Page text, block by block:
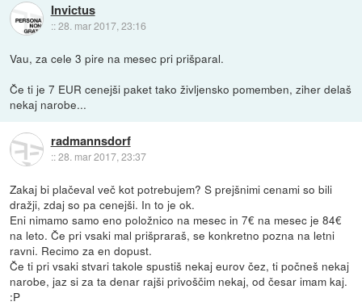
Invictus
::28. mar 2017, 23:16
Vau, za cele 3 pire na mesec pri prišparal.
Če ti je 7 EUR cenejši paket tako življensko pomemben, ziher delaš
nekaj narobe...
radmannsdorf
::28. mar 2017, 23:37
Zakaj bi plačeval več kot potrebujem? S prejšnimi cenami so bili
dražji, zdaj so pa cenejši. In to je ok.
Eni nimamo samo eno položnico na mesec in 7€ na mesec je 84€
na leto. Če pri vsaki mal prišpraraš, se konkretno pozna na letni
ravni. Recimo za en dopust.
Če ti pri vsaki stvari takole spustiš nekaj eurov čez, ti počneš nekaj
narobe, jaz si za ta denar rajši privoščim nekaj, od česar imam kaj.
:P